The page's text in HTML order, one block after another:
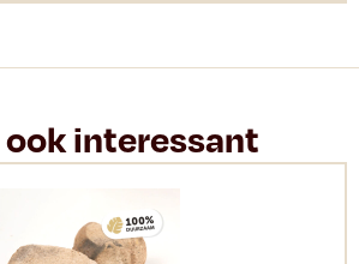
interessant